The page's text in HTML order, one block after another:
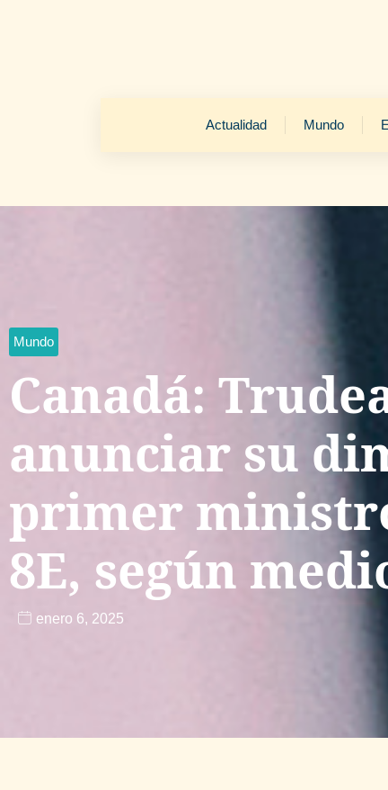
Actualidad Mundo
Mundo
Canadá:
anunciar su
primer
8E, según
enero 6, 2025